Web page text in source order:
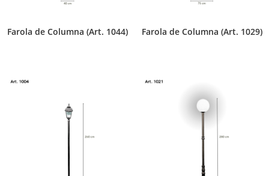
Farola de Columna (Art. 1044) Farola de Columna (Art. 1029)